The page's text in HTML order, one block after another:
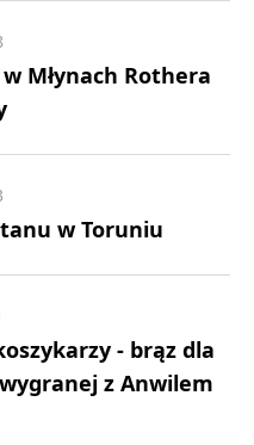
Młynach Rothera
w Toruniu
- brąz dla
z Anwilem